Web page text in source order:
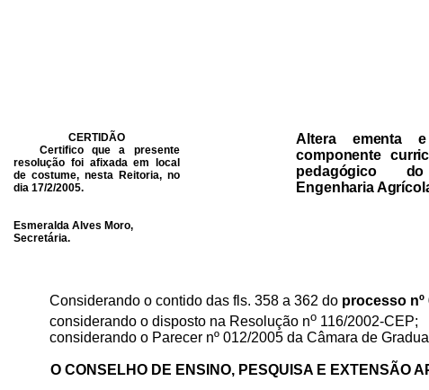
CERTIDÃO
Certifico que a presente
resolução foi afixada em local
de costume, nesta Reitoria, no
dia 17/2/2005.
Esmeralda Alves Moro,
Secretária.
Altera ementa
componente
pedagógico
Engenharia
Considerando o contido das fls. 358 a 362 do processo nº
considerando o disposto na Resolução no 116/2002-CEP;
considerando o Parecer nº 012/2005 da Câmara de
O CONSELHO DE ENSINO, PESQUISA E EXTENSÃO